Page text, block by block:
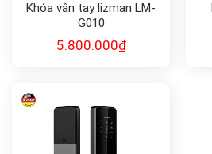
Khóa vân tay lizman LM-
G010
5.800.000₫